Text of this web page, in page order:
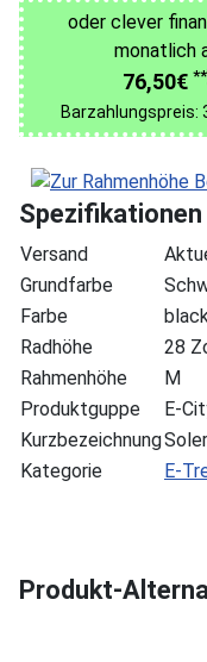
oder clever
monatlich
76,50€
Barzahlungspreis:
Spezifikationen
Versand
Grundfarbe
Farbe
Radhöhe
28
Rahmenhöhe
M
Produktguppe
E-
Kurzbezeichnung
Kategorie
E-
Produkt-